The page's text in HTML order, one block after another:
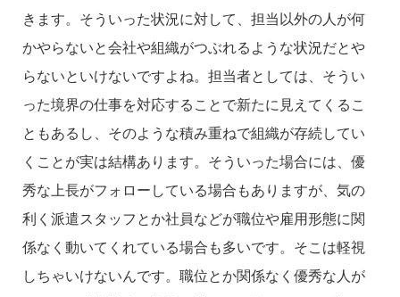
きます。そういった状況に対して、担当以外の人が何
かやらないと会社や組織がつぶれるような状況だとや
らないといけないですよね。担当者としては、そうい
った境界の仕事を対応することで新たに見えてくるこ
ともあるし、そのような積み重ねで組織が存続してい
くことが実は結構あります。そういった場合には、優
秀な上長がフォローしている場合もありますが、気の
利く派遣スタッフとか社員などが職位や雇用形態に関
係なく動いてくれている場合も多いです。そこは軽視
しちゃいけないんです。職位とか関係なく優秀な人が